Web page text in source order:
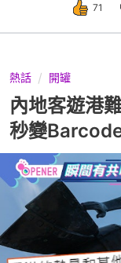
71
熱話 開罐
內地客遊港
秒變